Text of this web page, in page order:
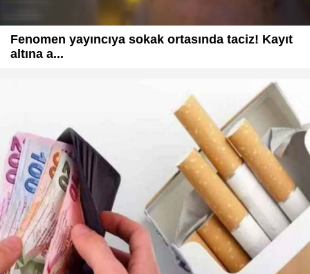
Fenomen yayıncıya sokak ortasında taciz! Kayıt
altına a...